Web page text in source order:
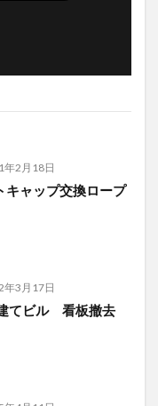
年2月18日
キャップ交換ロープ
年3月17日
てビル 看板撤去